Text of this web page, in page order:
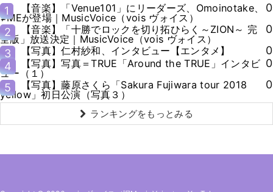
1
【音楽】「Venue101」にリーダーズ、Omoinotake、
≠MEが登場｜MusicVoice（vois ヴォイス）
0
2
【音楽】「十勝でロックを切り拓ひらく～ZION～ 完
全版」放送決定｜MusicVoice（vois ヴォイス）
0
3
【写真】仁村紗和、インタビュー【エンタメ】
0
4
【写真】写真＝TRUE「Around the TRUE」インタビ
ュー（１）
0
5
【写真】藤原さくら「Sakura Fujiwara tour 2018
yellow」初日公演（写真３）
0
ランキングをもっとみる